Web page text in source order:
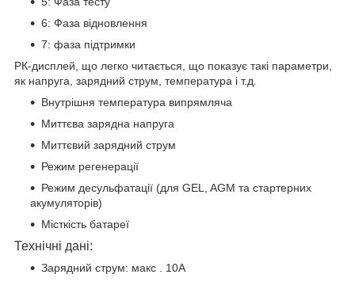
6: Фаза відновлення
7: фаза підтримки
РК-дисплей, що легко читається, що показує такі параметри,
як напруга, зарядний струм, температура і т.д.
Внутрішня температура випрямляча
Миттєва зарядна напруга
Миттєвий зарядний струм
Режим регенерації
Режим десульфатації (для GEL, AGM та стартерних
акумуляторів)
Місткість батареї
Технічні дані:
Зарядний струм: макс . 10А